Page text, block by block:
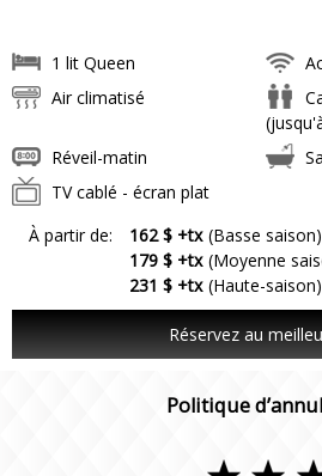
1 lit Queen
Air climatisé
Réveil-matin
TV cablé - écran plat
À partir de:
162 $ +tx (Basse saison)
179 $ +tx (Moyenne
231 $ +tx (Haute-saison)
Réservez au
Politique